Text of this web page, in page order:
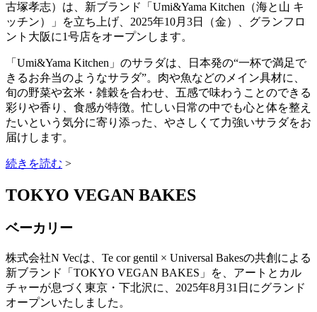
古塚孝志）は、新ブランド「Umi&Yama Kitchen（海と山 キ
ッチン）」を立ち上げ、2025年10月3日（金）、グランフロ
ント大阪に1号店をオープンします。
「Umi&Yama Kitchen」のサラダは、日本発の“一杯で満足で
きるお弁当のようなサラダ”。肉や魚などのメイン具材に、
旬の野菜や玄米・雑穀を合わせ、五感で味わうことのできる
彩りや香り、食感が特徴。忙しい日常の中でも心と体を整え
たいという気分に寄り添った、やさしくて力強いサラダをお
届けします。
続きを読む >
TOKYO VEGAN BAKES
ベーカリー
株式会社N Vecは、Te cor gentil × Universal Bakesの共創による
新ブランド「TOKYO VEGAN BAKES」を、アートとカル
チャーが息づく東京・下北沢に、2025年8月31日にグランド
オープンいたしました。